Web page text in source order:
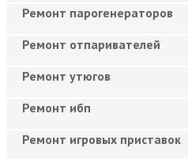
Ремонт парогенераторов
Ремонт отпаривателей
Ремонт утюгов
Ремонт ибп
Ремонт игровых приставок